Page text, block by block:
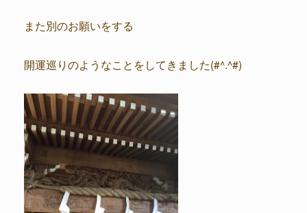
また別のお願いをする
開運巡りのようなことをしてきました(#^.^#)